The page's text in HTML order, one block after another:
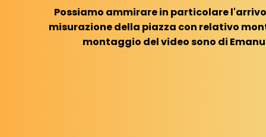
Possiamo ammirare in particolare
misurazione della piazza con relativo
montaggio del video sono di